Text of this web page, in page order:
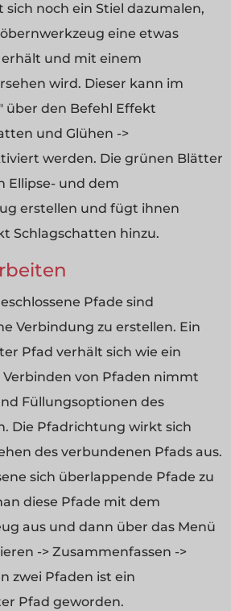
noch ein Stiel dazumalen,
eine etwas
und mit einem
wird. Dieser kann im
über den Befehl Effekt
und Glühen ->
werden. Die grünen Blätter
Ellipse- und dem
erstellen und fügt ihnen
Schlagschatten hinzu.
Pfade sind
Verbindung zu erstellen. Ein
Pfad verhält sich wie ein
Verbinden von Pfaden nimmt
Füllungsoptionen des
Die Pfadrichtung wirkt sich
des verbundenen Pfads aus.
sich überlappende Pfade zu
diese Pfade mit dem
aus und dann über das Menü
-> Zusammenfassen ->
zwei Pfaden ist ein
Pfad geworden.